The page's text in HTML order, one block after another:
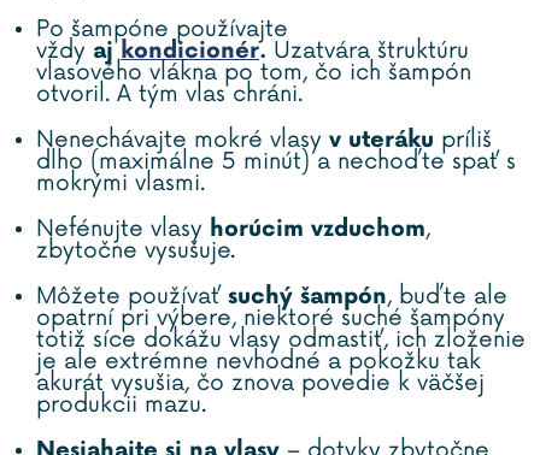
Po šampóne používajte
vždy ajkondicionér. Uzatvára štruktúru
vlasového vlákna po tom, čo ich šampón
otvoril. A tým vlas chráni.
Nenechávajte mokré vlasy v uteráku príliš
dlho (maximálne 5 minút) a nechoďte spať s
mokrými vlasmi.
Nefénujte vlasy horúcim vzduchom,
zbytočne vysušuje.
Môžete používať suchý šampón, buďte ale
opatrní pri výbere, niektoré suché šampóny
totiž síce dokážu vlasy odmastiť, ich zloženie
je ale extrémne nevhodné a pokožku tak
akurát vysušia, čo znova povedie k väčšej
produkcii mazu.